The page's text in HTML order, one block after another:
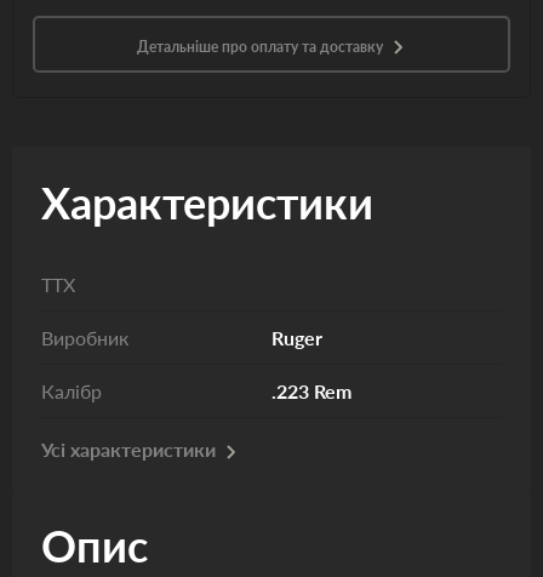
Детальніше про оплату та доставку
Характеристики
ТТХ
Виробник Ruger
Калібр .223 Rem
Усі характеристики
Опис